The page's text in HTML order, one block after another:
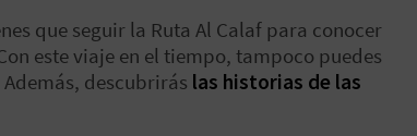
que seguir la Ruta Al Calaf para conocer
este viaje en el tiempo, tampoco puedes
descubrirás las historias de las